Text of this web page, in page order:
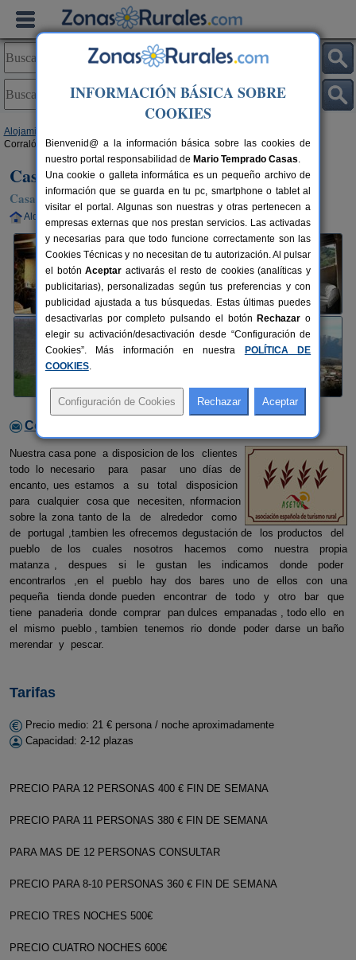
Alojamientos
Corralón de La Atalaya
Casa Rural El Corralón de La Atalaya
Casa Rural en La Atalaya (Salamanca)
Alquiler completo 100 km de Salamanca
Contactar con el alojamiento
Nuestra casa pone a disposicion de los clientes
todo lo necesario para pasar uno días de
encanto, ues estamos a su total disposicion
para cualquier cosa que necesiten, nformacion
sobre la zona tanto de la de alrededor como
de portugal ,tambien les ofrecemos degustación de los productos del
pueblo de los cuales nosotros hacemos como nuestra propia
matanza , despues si le gustan les indicamos donde poder
encontrarlos ,en el pueblo hay dos bares uno de ellos con una
pequeña tienda donde pueden encontrar de todo y otro bar que
tiene panaderia donde comprar pan dulces empanadas , todo ello en
el mismo pueblo , tambien tenemos rio donde poder darse un baño
merendar y pescar.
Tarifas
Precio medio: 21 € persona / noche aproximadamente
Capacidad: 2-12 plazas
PRECIO PARA 12 PERSONAS 400 € FIN DE SEMANA
PRECIO PARA 11 PERSONAS 380 € FIN DE SEMANA
PARA MAS DE 12 PERSONAS CONSULTAR
PRECIO PARA 8-10 PERSONAS 360 € FIN DE SEMANA
PRECIO TRES NOCHES 500€
PRECIO CUATRO NOCHES 600€
INFORMACIÓN BÁSICA SOBRE
COOKIES
Bienvenid@ a la información básica sobre las cookies de
nuestro portal responsabilidad de Mario Temprado Casas.
Una cookie o galleta informática es un pequeño archivo de
información que se guarda en tu pc, smartphone o tablet al
visitar el portal. Algunas son nuestras y otras pertenecen a
empresas externas que nos prestan servicios. Las activadas
y necesarias para que todo funcione correctamente son las
Cookies Técnicas y no necesitan de tu autorización. Al pulsar
el botónAceptar activarás el resto de cookies (analíticas y
publicitarias), personalizadas según tus preferencias y con
publicidad ajustada a tus búsquedas. Estas últimas puedes
desactivarlas por completo pulsando el botón Rechazar o
elegir su activación/desactivación desde “Configuración de
Cookies”. Más información en nuestra
POLÍTICA DE
COOKIES.